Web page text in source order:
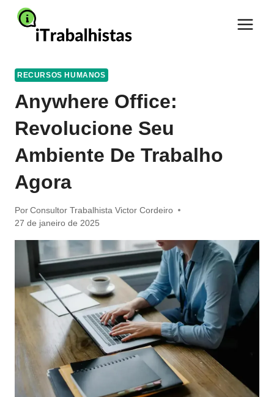
Pular
para
RECURSOS HUMANOS
Anywhere Office:
Revolucione Seu
Ambiente De Trabalho
Agora
Por Consultor Trabalhista Victor Cordeiro
27 de janeiro de 2025